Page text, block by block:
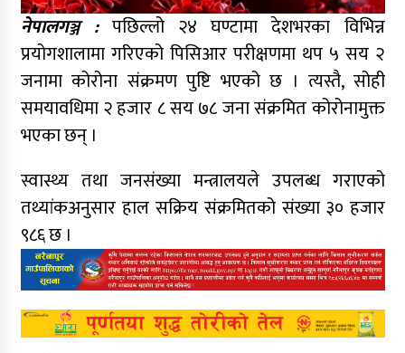
नेपालगञ्ज : पछिल्लो २४ घण्टामा देशभरका विभिन्न
प्रयोगशालामा गरिएको पिसिआर परीक्षणमा थप ५ सय २
जनामा कोरोना संक्रमण पुष्टि भएको छ । त्यस्तै, सोही
समयावधिमा २ हजार ८ सय ७८ जना संक्रमित कोरोनामुक्त
भएका छन् ।
स्वास्थ्य तथा जनसंख्या मन्त्रालयले उपलब्ध गराएको
तथ्यांकअनुसार हाल सक्रिय संक्रमितको संख्या ३० हजार
९८६ छ ।